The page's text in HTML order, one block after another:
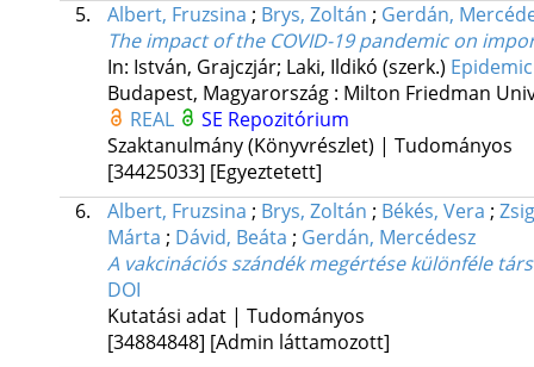
5.
Albert, Fruzsina ; Brys, Zoltán ; Gerdán,
The impact of the COVID-19 pandemic on
In: István, Grajczjár; Laki, Ildikó (szerk.)
Budapest, Magyarország : Milton Friedman
REAL
SE Repozitórium
Szaktanulmány (Könyvrészlet) | Tudományos
[34425033] [Egyeztetett]
6.
Albert, Fruzsina ; Brys, Zoltán ; Békés, Vera ;
Márta ; Dávid, Beáta ; Gerdán, Mercédesz
A vakcinációs szándék megértése különféle
DOI
Kutatási adat | Tudományos
[34884848] [Admin láttamozott]